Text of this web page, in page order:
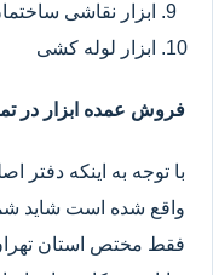
ابزار نقاشی
ابزار لوله کشی
فروش عمده ابزار در
با توجه به اینکه دفتر
واقع شده است شاید
فقط مختص استان